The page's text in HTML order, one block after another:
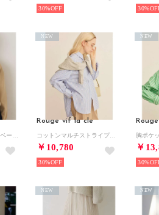
30% 30%
Rouge vif la cle
￥10,780
NEW
30%
￥
NEW
30%
NEW NEW